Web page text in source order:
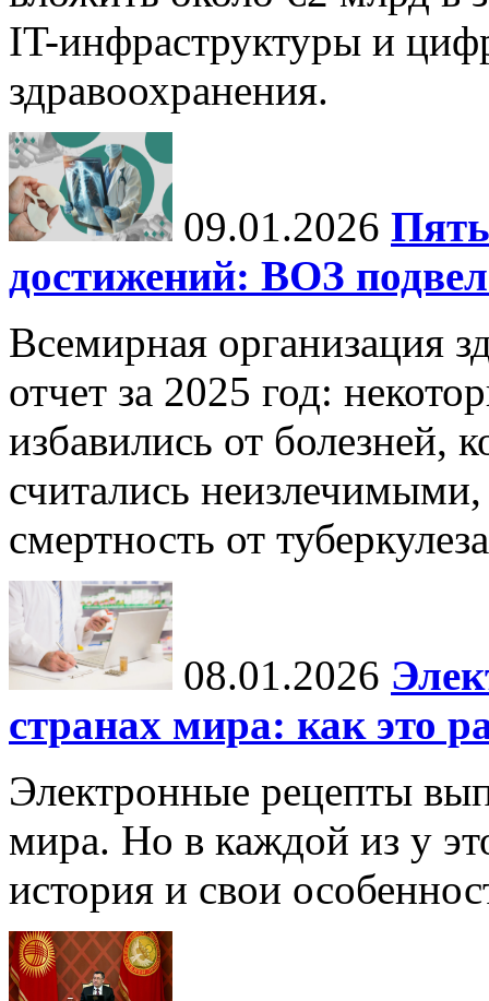
IT-инфраструктуры и
здравоохранения.
09.01.2026
достижений: ВОЗ
Всемирная организация
отчет за 2025 год:
избавились от болезней,
считались неизлечимыми,
смертность от
08.01.2026
странах мира: как это
Электронные рецепты
мира. Но в каждой из у
история и свои